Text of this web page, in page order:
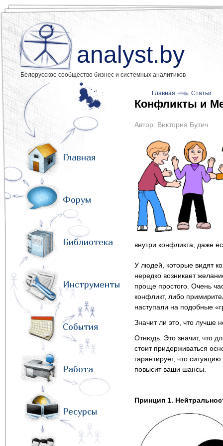
analyst.by
Белорусское сообщество бизнес и системных аналитиков
Главная
Форум
Библиотека
Инструменты
События
Работа
Ресурсы
Главная Статьи
Конфликты и
Автор: Виктория Бутич
внутри конфликта, даже
У людей, которые видят
нередко возникает
проще простого. Очень
конфликт, либо
наступали на подобные
Значит ли это, что лучше
Отнюдь. Это значит, что
стоит придерживаться
гарантирует, что
повысит ваши шансы.
Принцип 1.